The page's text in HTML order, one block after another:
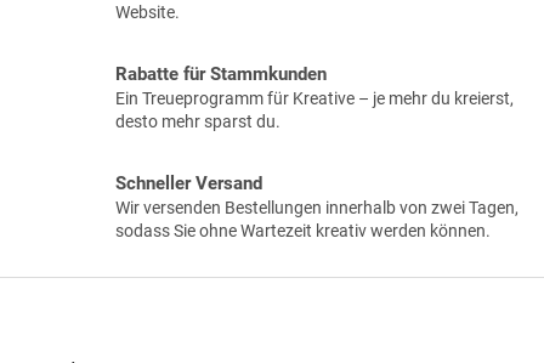
Website.
Rabatte für Stammkunden
Ein Treueprogramm für Kreative – je mehr du kreierst,
desto mehr sparst du.
Schneller Versand
Wir versenden Bestellungen innerhalb von zwei Tagen,
sodass Sie ohne Wartezeit kreativ werden können.
F